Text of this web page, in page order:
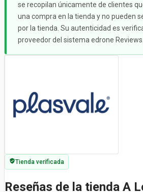
se recopilan únicamente de clientes
una compra en la tienda y no pueden
por la tienda. Su autenticidad es
proveedor del sistema edrone Reviews.
Tienda verificada
Reseñas de la tienda A